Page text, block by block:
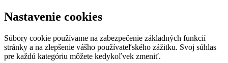
Nastavenie cookies
Súbory cookie používame na zabezpečenie základných funkcií
stránky a na zlepšenie vášho používateľského zážitku. Svoj súhlas
pre každú kategóriu môžete kedykoľvek zmeniť.